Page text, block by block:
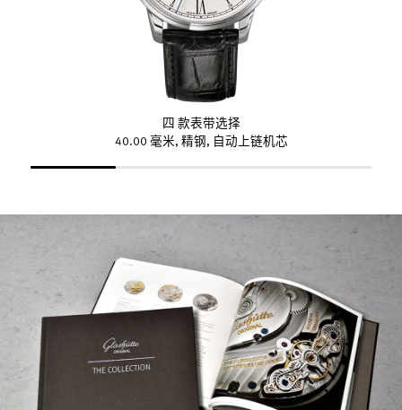
四 款表带选择
40.00 毫米, 精钢, 自动上链机芯